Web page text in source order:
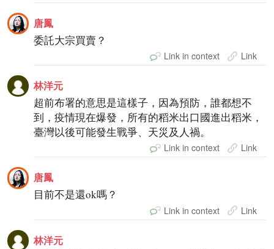
唐鳳
委託大宗買賣？
Link in context Link
林洋元
超前布署的意思是這樣子，因為預防，誰都想不
到，疫情現在爆發，所有的稻米出口國進出稻米，
臺灣以後可能發生戰爭、天災及人禍。
Link in context Link
唐鳳
目前不是還ok嗎？
Link in context Link
林洋元